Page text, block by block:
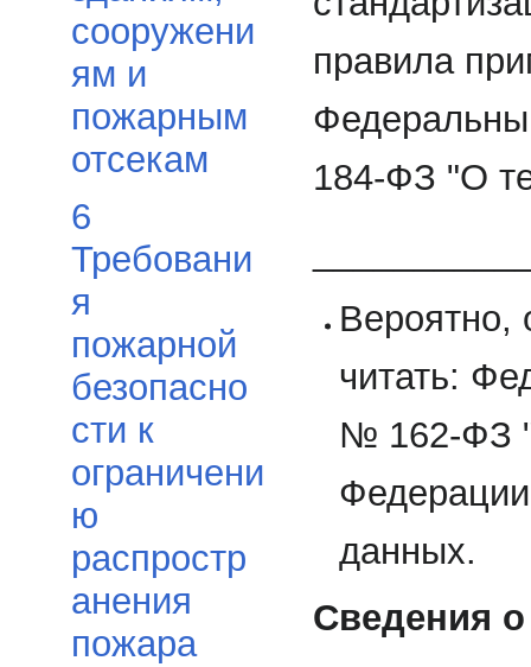
сооружени
ям и
пожарным
отсекам
6
Требовани
я
пожарной
безопасно
сти к
ограничени
ю
распростр
анения
пожара
правила
184-ФЗ "О
Вероятно,
читать:
№ 162-ФЗ
данных.
Сведения